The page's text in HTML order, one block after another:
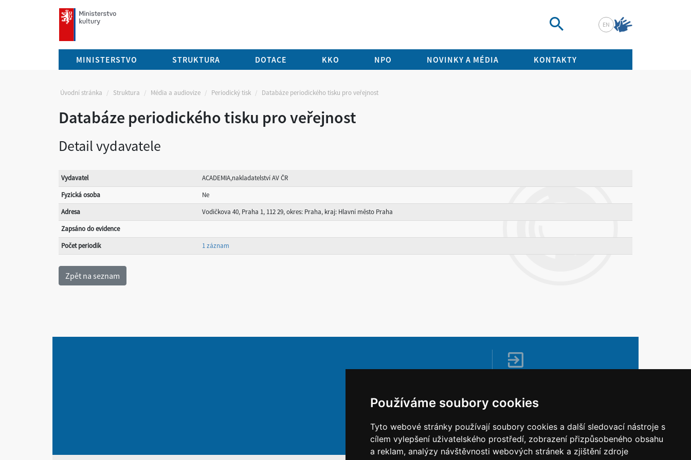
Používáme soubory cookies
Tyto webové stránky používají soubory cookies a další sledovací nástroje s
cílem vylepšení uživatelského prostředí, zobrazení přizpůsobeného obsahu
a reklam, analýzy návštěvnosti webových stránek a zjištění zdroje
mkcr.cz
EN
MINISTERSTVO STRUKTURA DOTACE KKO NPO NOVINKY A MÉDIA KONTAKTY
Úvodní stránka Struktura Média a audiovize Periodický tisk Databáze periodického tisku pro veřejnost
Databáze periodického tisku pro veřejnost
Detail vydavatele
Vydavatel
ACADEMIA,nakladatelství AV ČR
Fyzická osoba
Ne
Adresa
Vodičkova 40, Praha 1, 112 29, okres: Praha, kraj: Hlavní město Praha
Zapsáno do evidence
Počet periodik
1 záznam
dotazy nezůstanou bez odezvy.
Chci napsat MKČR